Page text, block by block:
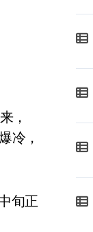
冷，
旬正